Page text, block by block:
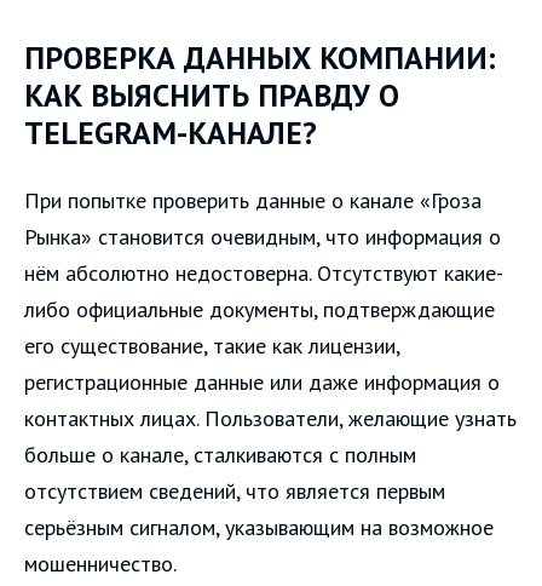
ПРОВЕРКА ДАННЫХ КОМПАНИИ:
КАК ВЫЯСНИТЬ ПРАВДУ О
TELEGRAM-КАНАЛЕ?
При попытке проверить данные о канале «Гроза
Рынка» становится очевидным, что информация о
нём абсолютно недостоверна. Отсутствуют какие-
либо официальные документы, подтверждающие
его существование, такие как лицензии,
регистрационные данные или даже информация о
контактных лицах. Пользователи, желающие узнать
больше о канале, сталкиваются с полным
отсутствием сведений, что является первым
серьёзным сигналом, указывающим на возможное
мошенничество.